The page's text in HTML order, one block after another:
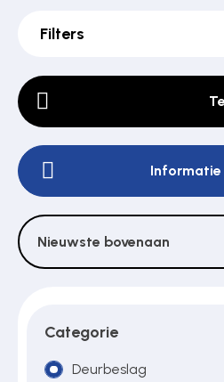
Pulsgevers
Sloten
Toegangscontrole
Toegangsverlening
Filters
Informatie
Nieuwste bovenaan
Categorie
Deurbeslag